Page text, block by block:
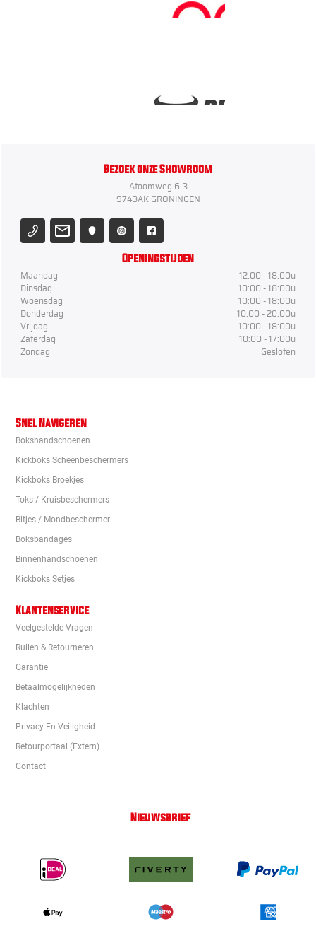
Bezoek onze Showroom
Atoomweg 6-3
9743AK GRONINGEN
Openingstijden
Maandag
12:00 - 18:00u
Dinsdag
10:00 - 18:00u
Woensdag
10:00 - 18:00u
Donderdag
10:00 - 20:00u
Vrijdag
10:00 - 18:00u
Zaterdag
10:00 - 17:00u
Zondag
Gesloten
Snel Navigeren
Bokshandschoenen
Kickboks Scheenbeschermers
Kickboks Broekjes
Toks / Kruisbeschermers
Bitjes / Mondbeschermer
Boksbandages
Binnenhandschoenen
Kickboks Setjes
Klantenservice
Veelgestelde Vragen
Ruilen & Retourneren
Garantie
Betaalmogelijkheden
Klachten
Privacy En Veiligheid
Retourportaal (extern)
Contact
Nieuwsbrief